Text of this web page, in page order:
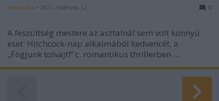
Havasilive • 2021. március 12. 0
A feszültség mestere az asztalnál sem volt könnyű
eset: Hitchcock-nap alkalmából kedvencét, a
„Fogjunk tolvajt!” c. romantikus thrillerben ...